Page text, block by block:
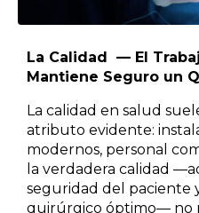
La Calidad — El
Mantiene Seguro un
La calidad en salud
atributo evidente:
modernos, personal
la verdadera calidad
seguridad del paciente
quirúrgico óptimo— no